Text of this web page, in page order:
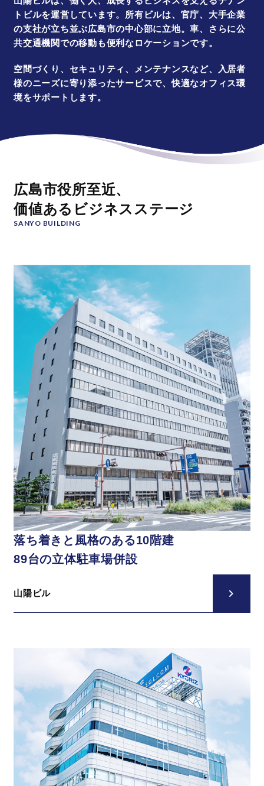
トビルを運営しています。所有ビルは、官庁、大手企業
の支社が立ち並ぶ広島市の中心部に立地。車、さらに公
共交通機関での移動も便利なロケーションです。
空間づくり、セキュリティ、メンテナンスなど、入居者
様のニーズに寄り添ったサービスで、快適なオフィス環
境をサポートします。
広島市役所至近、
価値あるビジネスステージ
SANYO BUILDING
落ち着きと 風格のある10階建
89台の立体駐車場併設
山陽ビル